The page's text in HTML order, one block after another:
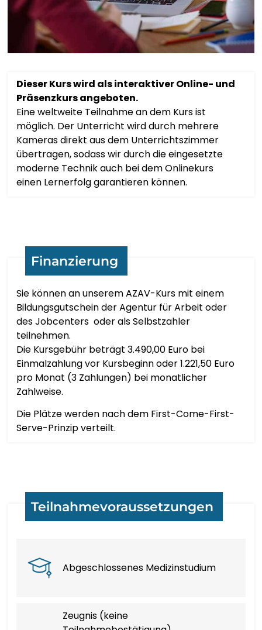
LIETUVIŲ KALBA
МАКЕДОНСКИ ЈАЗИК
MALAGASY
BAHASA MELAYU
മലയാളം
МОНГОЛ
ဗမာစာ
नेपाली
NORSK BOKMÅL
POLSKI
ਪੰਜਾਬੀ
Dieser Kurs wird als interaktiver Online- und
Präsenzkurs angeboten.
Eine weltweite Teilnahme an dem Kurs ist
möglich. Der Unterricht wird durch mehrere
Kameras direkt aus dem Unterrichtszimmer
übertragen, sodass wir durch die eingesetzte
moderne Technik auch bei dem Onlinekurs
einen Lernerfolg garantieren können.
Finanzierung
Sie können an unserem AZAV-Kurs mit einem
Bildungsgutschein der Agentur für Arbeit oder
des Jobcenters oder als Selbstzahler
teilnehmen.
Die Kursgebühr beträgt 3.490,00 Euro bei
Einmalzahlung vor Kursbeginn oder 1.221,50 Euro
pro Monat (3 Zahlungen) bei monatlicher
Zahlweise.
Die Plätze werden nach dem First-Come-First-
Serve-Prinzip verteilt.
Teilnahmevoraussetzungen
Abgeschlossenes Medizinstudium
Zeugnis (keine